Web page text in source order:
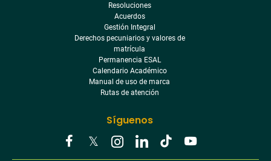
Síguenos
Resoluciones
Acuerdos
Gestión Integral
Derechos pecuniarios y valores de
matrícula
Permanencia ESAL
Calendario Académico
Manual de uso de marca
Rutas de atención